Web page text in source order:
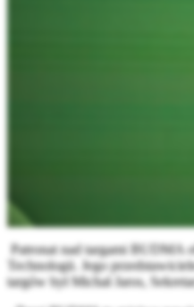
Patronat nad targami BUDMA
Technologii. Jego
targów był Michał Jaros,